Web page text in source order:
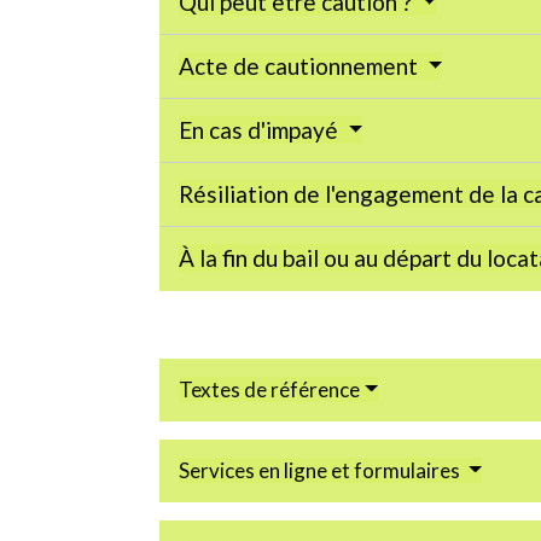
Acte de cautionnement
En cas d'impayé
Résiliation de l'engagement de la
À la fin du bail ou au départ du
Textes de référence
Services en ligne et formulaires